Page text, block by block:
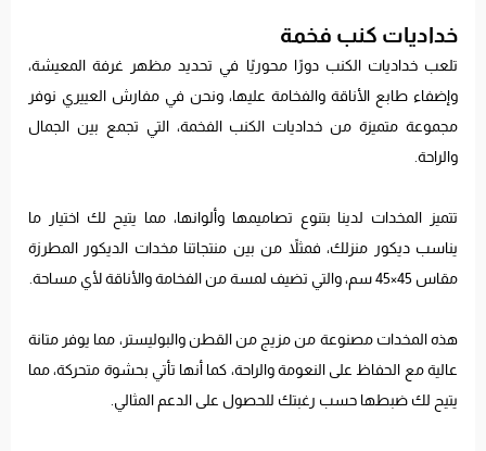
خداديات كنب فخمة
تلعب خداديات الكنب دورًا محوريًا في تحديد مظهر غرفة المعيشة،
وإضفاء طابع الأناقة والفخامة عليها، ونحن في مفارش العييري نوفر
مجموعة متميزة من خداديات الكنب الفخمة، التي تجمع بين الجمال
والراحة.
تتميز المخدات لدينا بتنوع تصاميمها وألوانها، مما يتيح لك اختيار ما
يناسب ديكور منزلك، فمثلاً من بين منتجاتنا مخدات الديكور المطرزة
مقاس 45×45 سم، والتي تضيف لمسة من الفخامة والأناقة لأي مساحة.
هذه المخدات مصنوعة من مزيج من القطن والبوليستر، مما يوفر متانة
عالية مع الحفاظ على النعومة والراحة، كما أنها تأتي بحشوة متحركة، مما
يتيح لك ضبطها حسب رغبتك للحصول على الدعم المثالي.